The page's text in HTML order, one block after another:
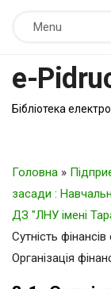
Menu
e-
Бібліотека
Головна »
засади :
ДЗ "ЛНУ імені
Сутність
Організація